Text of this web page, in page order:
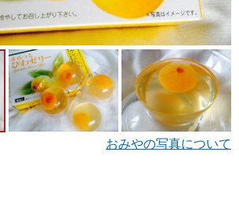
おみやの写真について